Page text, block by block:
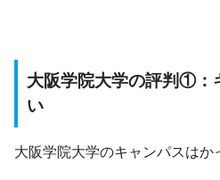
大阪学院大学の評判①：
い
大阪学院大学のキャンパスはか